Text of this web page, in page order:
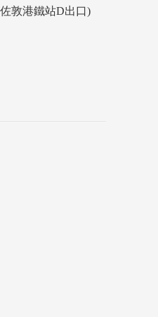
敦港鐵站D出口)